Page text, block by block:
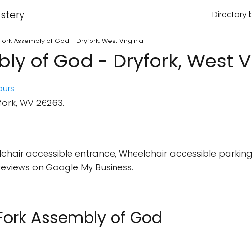
Directory
Assembly of God - Dryfork, West Virginia
of God - Dryfork, West
WV 26263.
accessible entrance, Wheelchair accessible
on Google My Business.
Assembly of God